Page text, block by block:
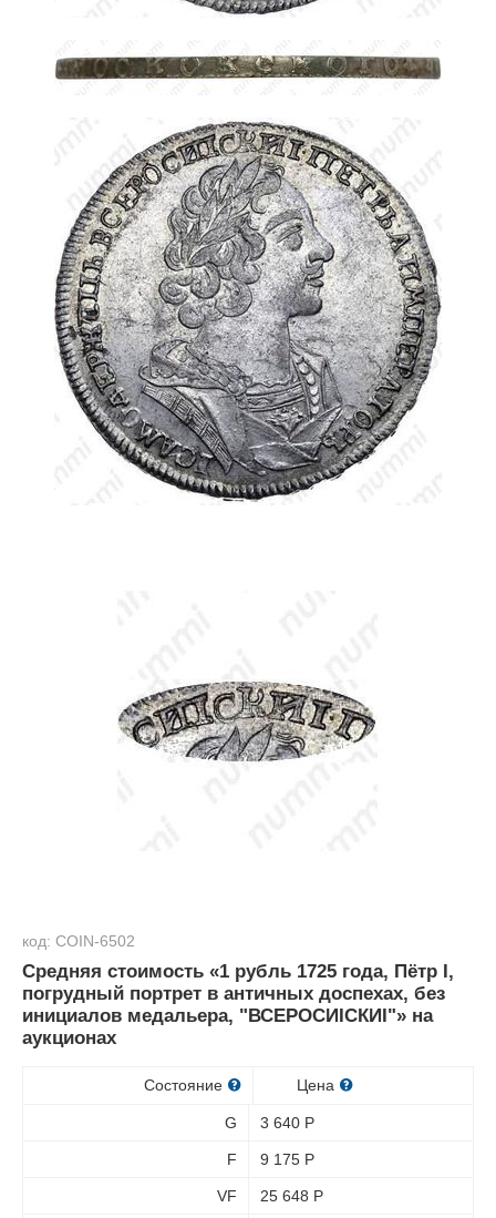
код: COIN-6502
Средняя стоимость «1 рубль 1725 года, Пётр I,
погрудный портрет в античных доспехах, без
инициалов медальера, "ВСЕРОСИIСКИI"» на
аукционах
Состояние Цена
G 3 640 Р
F 9 175 Р
VF 25 648 Р